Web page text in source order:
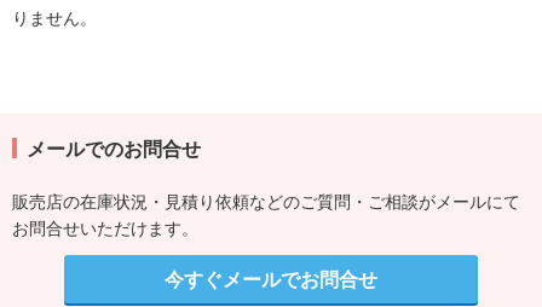
りません。
メールでのお問合せ
販売店の在庫状況・見積り依頼などのご質問・ご相談がメールにて
お問合せいただけます。
今すぐメールでお問合せ